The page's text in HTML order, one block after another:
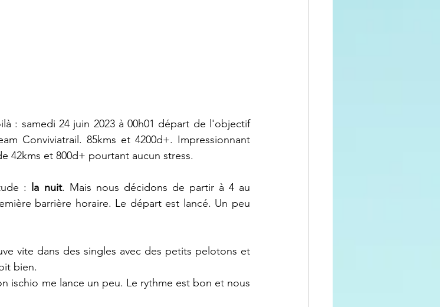
: samedi 24 juin 2023 à 00h01 départ de l'objectif
Conviviatrail. 85kms et 4200d+. Impressionnant
42kms et 800d+ pourtant aucun stress.
: la nuit. Mais nous décidons de partir à 4 au
barrière horaire. Le départ est lancé. Un peu
vite dans des singles avec des petits pelotons et
bien.
ischio me lance un peu. Le rythme est bon et nous